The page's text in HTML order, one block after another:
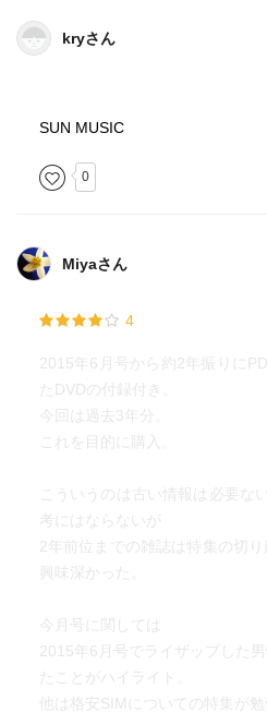
kryさん
SUN MUSIC
0
Miyaさん
4
2015年6月号から約2年振りに
たDVDの付録付き。
今回は過去3年分。
これを目的に購入。
こういうのは古い情報は必要な
考にはならないが
2年前位までの雑誌は特集の切
興味深かった。
今月号に関しては
2015年6月号でライザップした
たことがハイライト。
他は格安SIMについての特集が勉